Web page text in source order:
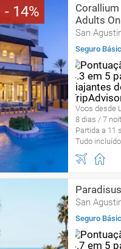
14
Adults
San
Seguro
Voos desde
8 dias / 7
Partida a 11
Tudo incluído
San
Seguro